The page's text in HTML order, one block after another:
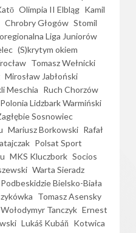
Olimpia II Elbląg Kamil
Chrobry Głogów Stomil
Liga Juniorów
(S)krytym okiem
Tomasz Wełnicki
Mirosław Jabłoński
Meschia Ruch Chorzów
Polonia Lidzbark Warmiński
Sosnowiec
Mariusz Borkowski Rafał
Polsat Sport
MKS Kluczbork Socios
Warta Sieradz
Podbeskidzie Bielsko-Biała
Tomasz Asensky
Wołodymyr Tanczyk Ernest
Lukáš Kubáň Kotwica